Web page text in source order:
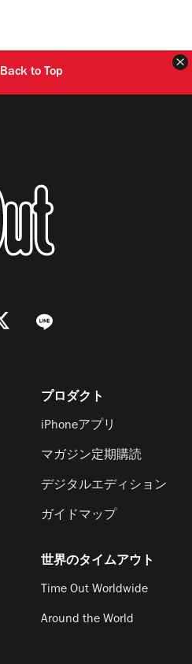
Back to Top
プロダクト
iPhoneアプリ
マガジン定期購読
デジタルエディション
ガイドマップ
世界のタイムアウト
Time Out Worldwide
Around the World